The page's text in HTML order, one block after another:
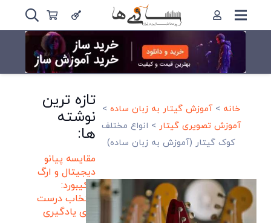
خانه >آموزش گیتار به زبان ساده >
آموزش تصویری گیتار > انواع مختلف
کوک گیتار (آموزش به زبان ساده)
تازه ترین
نوشته
ها:
مقایسه پیانو
دیجیتال و ارگ
و کیبورد:
انتخاب درست
برای یادگیری